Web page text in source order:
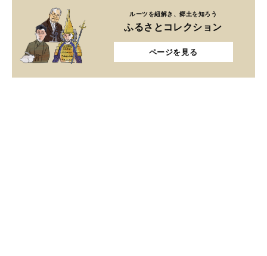
ルーツを紐解き、郷土を知ろう
ふるさとコレクション
ページを見る